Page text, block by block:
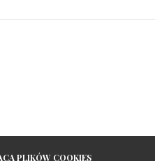
PLIKÓW COOKIES